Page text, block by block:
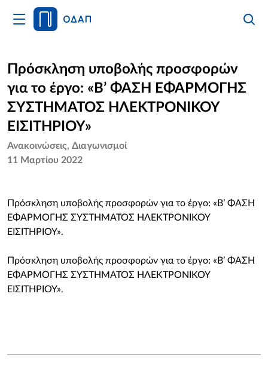
Άνοιγμα
Κυρίως
Αρχική
Οργανισμός
Υπηρεσίες
Νέα
Πρόσκληση υποβολής προσφορών
για το έργο: «Β’ ΦΑΣΗ ΕΦΑΡΜΟΓΗΣ
ΣΥΣΤΗΜΑΤΟΣ ΗΛΕΚΤΡΟΝΙΚΟΥ
ΕΙΣΙΤΗΡΙΟΥ»
Ανακοινώσεις Διαγωνισμοί
11 Μαρτίου 2022
Πρόσκληση υποβολής προσφορών για το έργο: «Β’ ΦΑΣΗ
ΕΦΑΡΜΟΓΗΣ ΣΥΣΤΗΜΑΤΟΣ ΗΛΕΚΤΡΟΝΙΚΟΥ
ΕΙΣΙΤΗΡΙΟΥ».
Πρόσκληση υποβολής προσφορών για το έργο: «Β’ ΦΑΣΗ
ΕΦΑΡΜΟΓΗΣ ΣΥΣΤΗΜΑΤΟΣ ΗΛΕΚΤΡΟΝΙΚΟΥ
ΕΙΣΙΤΗΡΙΟΥ».